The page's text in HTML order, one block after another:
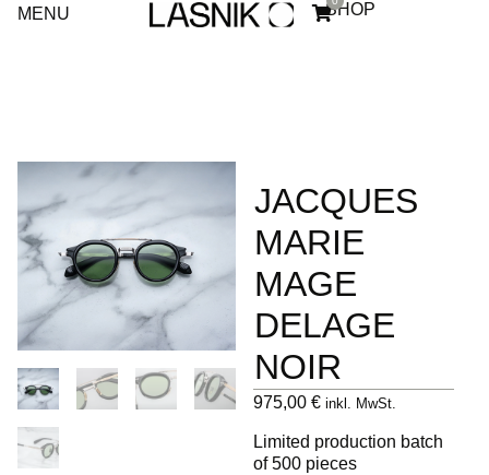
MENU SHOP
JACQUES
MARIE
MAGE
DELAGE
NOIR
975,00 € inkl. MwSt.
Limited production batch
of 500 pieces